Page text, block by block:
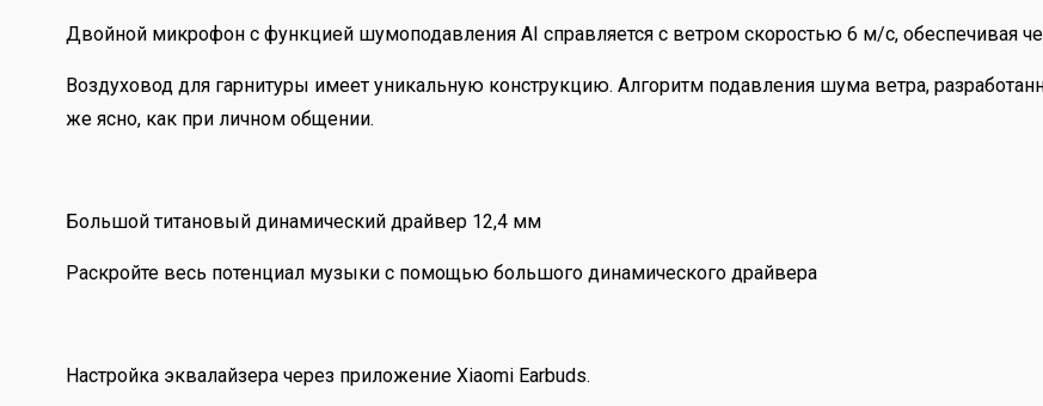
Двойной микрофон с функцией шумоподавления AI справляется с ветром скоростью 6 м/с, обеспечивая
Воздуховод для гарнитуры имеет уникальную конструкцию. Алгоритм подавления шума ветра,
же ясно, как при личном общении.
Большой титановый динамический драйвер 12,4 мм
Раскройте весь потенциал музыки с помощью большого динамического драйвера
Настройка эквалайзера через приложение Xiaomi Earbuds.